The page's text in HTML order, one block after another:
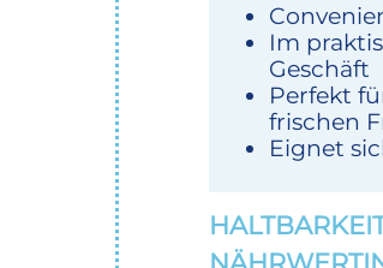
Im
Geschäft
Perfekt
frischen
Eignet